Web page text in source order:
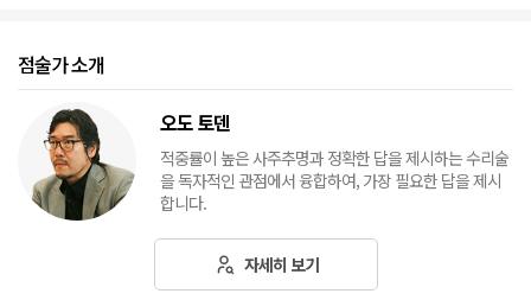
점술가 소개
오도 토덴
적중률이 높은 사주추명과 정확한 답을 제시하는 수리술
을 독자적인 관점에서 융합하여, 가장 필요한 답을 제시
합니다.
자세히 보기